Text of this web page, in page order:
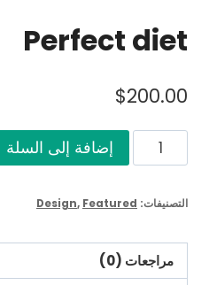
Perfect diet
$200.00
كمية
Perfect
إضافة إلى السلة
التصنيفات: Design, Featured
مراجعات (0)